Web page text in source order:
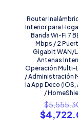
Router
Interior para
Banda Wi-Fi 7
Mbps / 2
Gigabit WAN/
Antenas
Operación Multi-
/ Administración
la App Deco (iOS,
/
$
$